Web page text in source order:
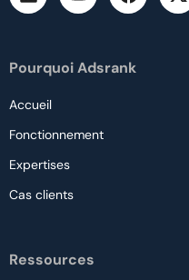
Pourquoi Adsrank
Accueil
Fonctionnement
Expertises
Cas clients
Ressources